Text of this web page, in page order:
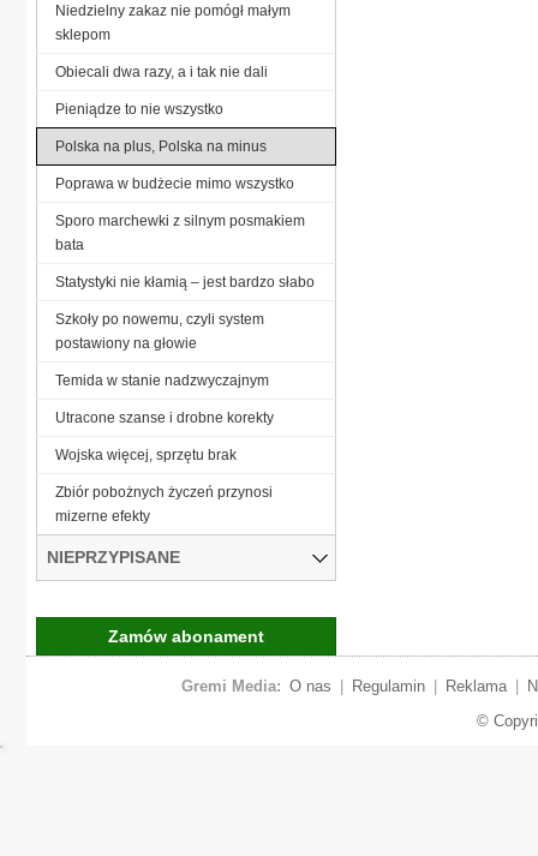
Niedzielny zakaz nie pomógł małym
sklepom
Obiecali dwa razy, a i tak nie dali
Pieniądze to nie wszystko
Polska na plus, Polska na minus
Poprawa w budżecie mimo wszystko
Sporo marchewki z silnym posmakiem
bata
Statystyki nie kłamią – jest bardzo słabo
Szkoły po nowemu, czyli system
postawiony na głowie
Temida w stanie nadzwyczajnym
Utracone szanse i drobne korekty
Wojska więcej, sprzętu brak
Zbiór pobożnych życzeń przynosi
mizerne efekty
NIEPRZYPISANE
Zamów abonament
Gremi Media: O nas Regulamin Reklama
©